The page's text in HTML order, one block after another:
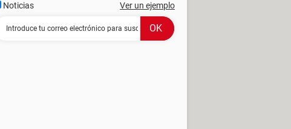
Noticias Ver un ejemplo